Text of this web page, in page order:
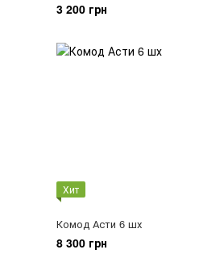
3 200 грн
Хит
Комод Асти 6 шх
8 300 грн